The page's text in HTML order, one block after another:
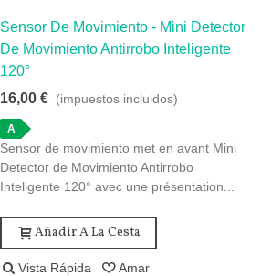
Sensor De Movimiento - Mini Detector
De Movimiento Antirrobo Inteligente
120°
16,00 € (impuestos incluidos)
A
Sensor de movimiento met en avant Mini
Detector de Movimiento Antirrobo
Inteligente 120° avec une présentation...
Añadir A La Cesta
Vista Rápida
Amar